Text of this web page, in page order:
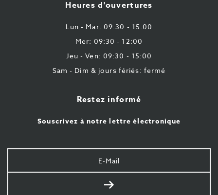
43
87
Heures d'ouvertures
Lun - Mar: 09:30 - 15:00
Mer: 09:30 - 12:00
Jeu - Ven: 09:30 - 15:00
Sam - Dim & jours fériés: fermé
Restez informé
Souscrivez à notre lettre électronique
Votre
e-
mail
Envoyer